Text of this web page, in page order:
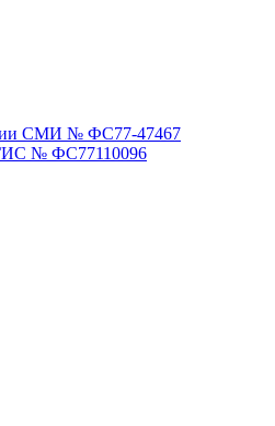
СМИ № ФС77-47467
№ ФС77110096